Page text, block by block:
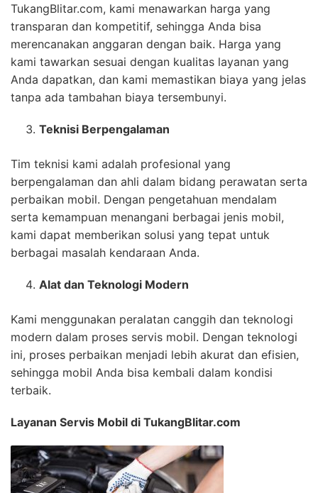
TukangBlitar.com, kami menawarkan harga yang
transparan dan kompetitif, sehingga Anda bisa
merencanakan anggaran dengan baik. Harga yang
kami tawarkan sesuai dengan kualitas layanan yang
Anda dapatkan, dan kami memastikan biaya yang jelas
tanpa ada tambahan biaya tersembunyi.
Teknisi Berpengalaman
Tim teknisi kami adalah profesional yang
berpengalaman dan ahli dalam bidang perawatan serta
perbaikan mobil. Dengan pengetahuan mendalam
serta kemampuan menangani berbagai jenis mobil,
kami dapat memberikan solusi yang tepat untuk
berbagai masalah kendaraan Anda.
Alat dan Teknologi Modern
Kami menggunakan peralatan canggih dan teknologi
modern dalam proses servis mobil. Dengan teknologi
ini, proses perbaikan menjadi lebih akurat dan efisien,
sehingga mobil Anda bisa kembali dalam kondisi
terbaik.
Layanan Servis Mobil di TukangBlitar.com